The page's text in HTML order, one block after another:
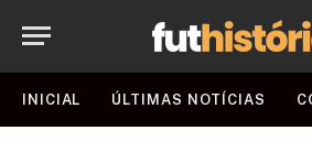
INICIAL ÚLTIMAS NOTÍCIAS